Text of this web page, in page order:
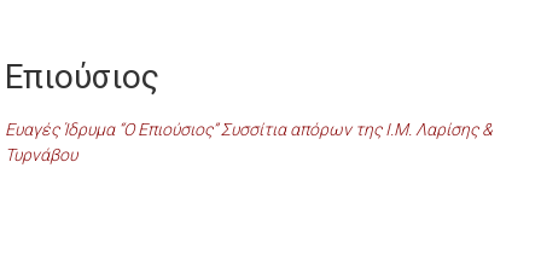
Επιούσιος
Ευαγές Ίδρυμα “Ο Επιούσιος” Συσσίτια απόρων της Ι.Μ. Λαρίσης &
Τυρνάβου